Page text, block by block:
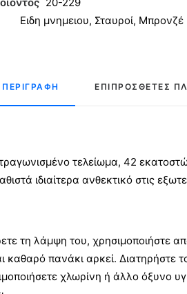
Ειδη μνημειου, Σταυροί, Μπρονζέ
ΠΕΡΙΓΡΑΦΉ ΕΠΙΠΡΌΣΘΕΤΕΣ
τελείωμα, 42
ιδιαίτερα ανθεκτικό στις
τη λάμψη του, χρησιμοποιήστε
πανάκι αρκεί. Διατηρήστε
χλωρίνη ή άλλο όξυνο